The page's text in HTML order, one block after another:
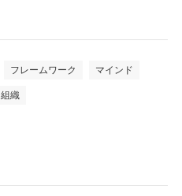
フレームワーク マインド
組織